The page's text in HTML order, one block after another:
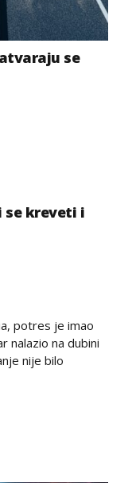
se
se kreveti i
potres je imao
nalazio na dubini
nije bilo